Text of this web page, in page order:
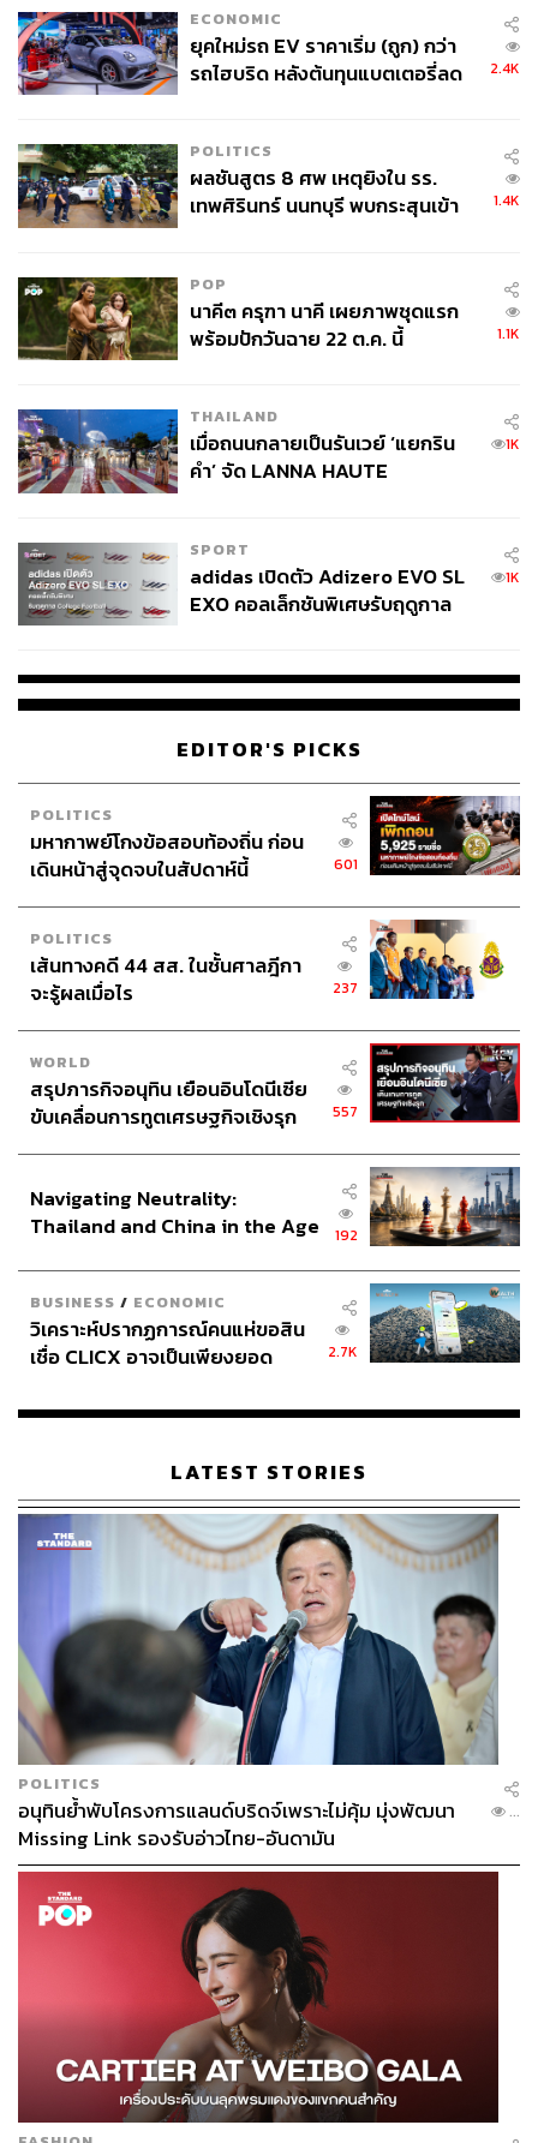
ECONOMIC
ยุคใหม่รถ EV ราคาเริ่ม (ถูก) กว่า
รถไฮบริด หลังต้นทุนแบตเตอรี่ลด
2.4K
POLITICS
ผลชันสูตร 8 ศพ เหตุยิงใน รร.
เทพศิรินทร์ นนทบุรี พบกระสุนเข้า
1.4K
POP
นาคี๓ ครุฑา นาคี เผยภาพชุดแรก
พร้อมปักวันฉาย 22 ต.ค. นี้
1.1K
THAILAND
เมื่อถนนกลายเป็นรันเวย์ ‘แยกริน
คำ’ จัด LANNA HAUTE
1K
SPORT
adidas เปิดตัว Adizero EVO SL
EXO คอลเล็กชันพิเศษรับฤดูกาล
1K
EDITOR'S PICKS
POLITICS
มหากาพย์โกงข้อสอบท้องถิ่น ก่อน
เดินหน้าสู่จุดจบในสัปดาห์นี้
601
POLITICS
เส้นทางคดี 44 สส. ในชั้นศาลฎีกา
จะรู้ผลเมื่อไร
237
WORLD
สรุปภารกิจอนุทิน เยือนอินโดนีเซีย
ขับเคลื่อนการทูตเศรษฐกิจเชิงรุก
557
Navigating Neutrality:
Thailand and China in the Age
192
BUSINESS / ECONOMIC
วิเคราะห์ปรากฏการณ์คนแห่ขอสิน
เชื่อ CLICX อาจเป็นเพียงยอด
เรือนไทยที่ถูกซุกไว้
2.7K
LATEST STORIES
POLITICS
อนุทินย้ำพับโครงการแลนด์บริดจ์เพราะไม่คุ้ม มุ่งพัฒนา
Missing Link รองรับอ่าวไทย-อันดามัน
...